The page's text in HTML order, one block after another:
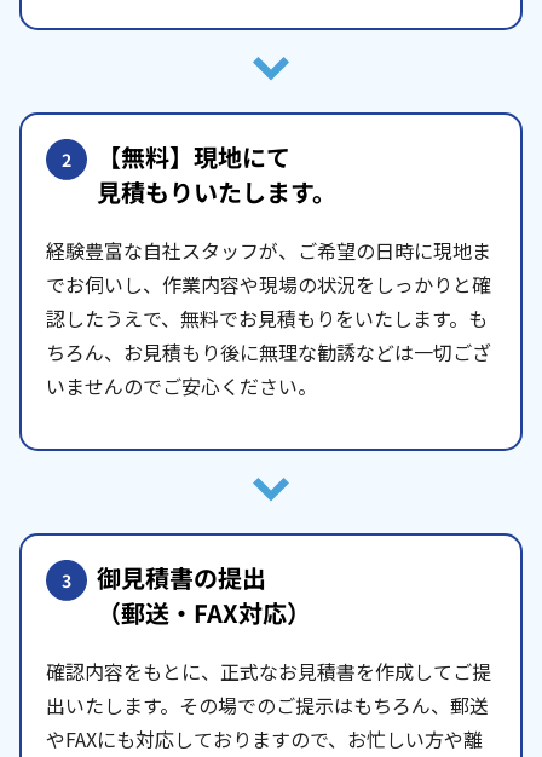
2 【無料】現地にて
見積もりいたします。
経験豊富な自社スタッフが、ご希望の日時に現地ま
でお伺いし、作業内容や現場の状況をしっかりと確
認したうえで、無料でお見積もりをいたします。も
ちろん、お見積もり後に無理な勧誘などは一切ござ
いませんのでご安心ください。
3 御見積書の提出
（郵送・FAX対応）
確認内容をもとに、正式なお見積書を作成してご提
出いたします。その場でのご提示はもちろん、郵送
やFAXにも対応しておりますので、お忙しい方や離